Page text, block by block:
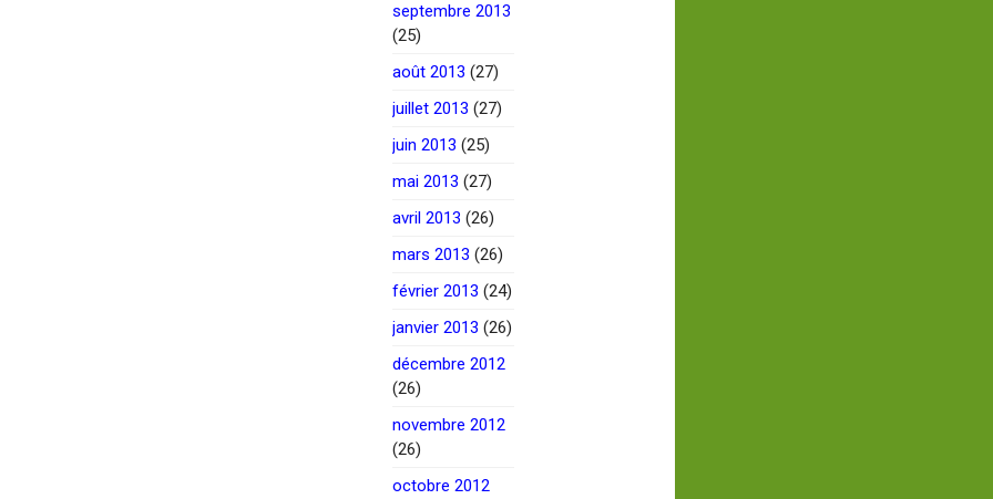
septembre 2013
(25)
août 2013 (27)
juillet 2013 (27)
juin 2013 (25)
mai 2013 (27)
avril 2013 (26)
mars 2013 (26)
février 2013 (24)
janvier 2013 (26)
décembre 2012
(26)
novembre 2012
(26)
octobre 2012